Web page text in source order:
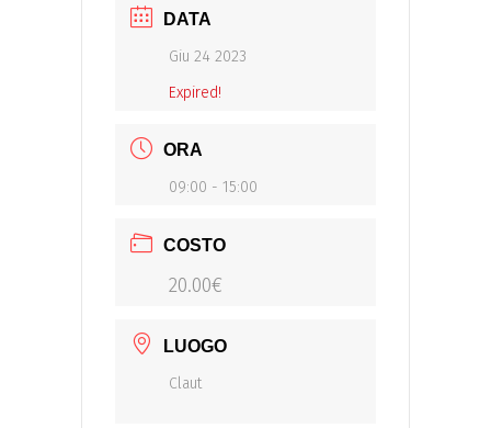
DATA
Giu 24 2023
Expired!
ORA
09:00 - 15:00
COSTO
20.00€
LUOGO
Claut